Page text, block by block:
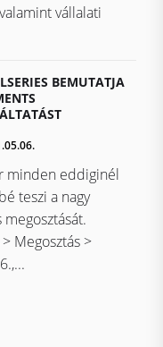
vállalati
BEMUTATJA
minden eddiginél
teszi a nagy
Megosztás >